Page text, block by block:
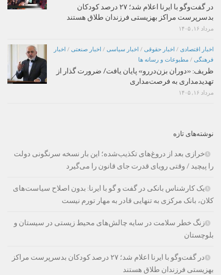
در گفت‌وگو با ایرنا اعلام شد؛ ۲۷ درصد کودکان
بدسرپرست مراکز بهزیستی فرزندان طلاق هستند
مرداد ۱۶, ۱۴۰۵
اخبار اقتصادی / اخبار حقوقی / اخبار سیاسی / اخبار صنعتی / اخبار
فرهنگی / مطبوعات و رسانه ها
ظریف: «دوران بزن‌دررو» پایان یافت/ ضرورت گذار از
تهدیدمداری به فرصت‌مداری
مرداد ۱۶, ۱۴۰۵
نوشته‌های تازه
خرازی بعد از دروغ‌های تکذیب‌شده؛ این بار نسخه سرنگونی دولت
را پیچید / وقتی رویای قدرت جای قانون را می‌گیرد
یک کارشناس بانکی در گفت و گو با ایرنا: بدون اصلاح سیاست‌های
کلان، بانک مرکزی به تنهایی قادر به مهار تورم نیست
زنگ خطر سلامت در سایه چالش‌های محیط زیستی در سیستان و
بلوچستان
در گفت‌وگو با ایرنا اعلام شد؛ ۲۷ درصد کودکان بدسرپرست مراکز
بهزیستی فرزندان طلاق هستند